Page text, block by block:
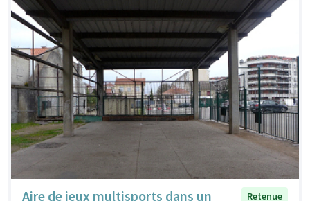
Aire de jeux multisports dans un
Retenue